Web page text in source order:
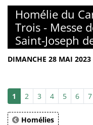
Homélie du
Trois - Messe
Saint-Joseph
DIMANCHE 28 MAI 2023
1 2 3 4 5 6 7
Homélies